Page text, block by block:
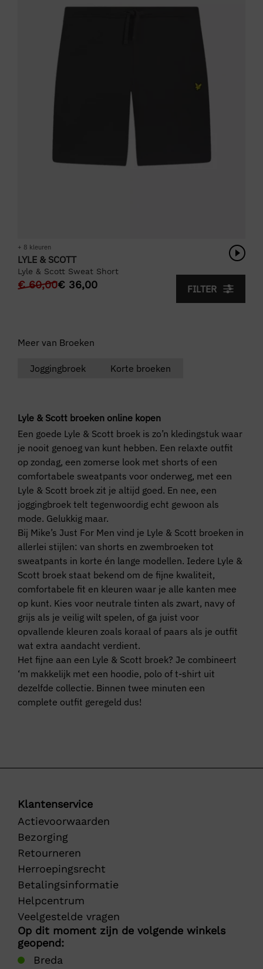
FILTER
+ 8 kleuren
LYLE & SCOTT
Lyle & Scott Sweat Short
€60,00€ 36,00
Meer van Broeken
Joggingbroek Korte broeken
Lyle & Scott broeken online kopen
Een goede Lyle & Scott broek is zo’n kledingstuk waar
je nooit genoeg van kunt hebben. Een relaxte outfit
op zondag, een zomerse look met shorts of een
comfortabele sweatpants voor onderweg, met een
Lyle & Scott broek zit je altijd goed. En nee, een
joggingbroek telt tegenwoordig echt gewoon als
mode. Gelukkig maar.
Bij Mike’s Just For Men vind je Lyle & Scott broeken in
allerlei stijlen: van shorts en zwembroeken tot
sweatpants in korte én lange modellen. Iedere Lyle &
Scott broek staat bekend om de fijne kwaliteit,
comfortabele fit en kleuren waar je alle kanten mee
op kunt. Kies voor neutrale tinten als zwart, navy of
grijs als je veilig wilt spelen, of ga juist voor
opvallende kleuren zoals koraal of paars als je outfit
wat extra aandacht verdient.
Het fijne aan een Lyle & Scott broek? Je combineert
‘m makkelijk met een hoodie, polo of t-shirt uit
dezelfde collectie. Binnen twee minuten een
complete outfit geregeld dus!
Klantenservice
Actievoorwaarden
Bezorging
Retourneren
Herroepingsrecht
Betalingsinformatie
Helpcentrum
Veelgestelde vragen
Op dit moment zijn de volgende winkels
geopend:
Breda